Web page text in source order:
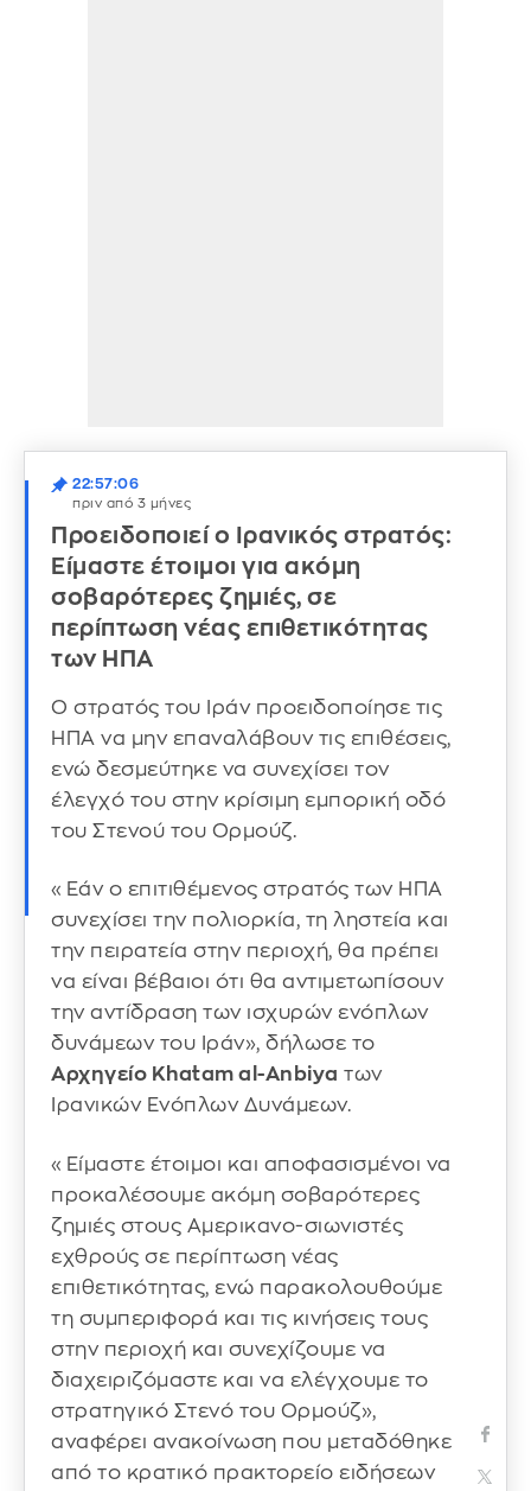
22:57:06
πριν από 3 μήνες
Προειδοποιεί ο Ιρανικός στρατός:
Είμαστε έτοιμοι για ακόμη
σοβαρότερες ζημιές, σε
περίπτωση νέας επιθετικότητας
των ΗΠΑ
Ο στρατός του Ιράν προειδοποίησε τις
ΗΠΑ να μην επαναλάβουν τις επιθέσεις,
ενώ δεσμεύτηκε να συνεχίσει τον
έλεγχό του στην κρίσιμη εμπορική οδό
του Στενού του Ορμούζ.
«Εάν ο επιτιθέμενος στρατός των ΗΠΑ
συνεχίσει την πολιορκία, τη ληστεία και
την πειρατεία στην περιοχή, θα πρέπει
να είναι βέβαιοι ότι θα αντιμετωπίσουν
την αντίδραση των ισχυρών ενόπλων
δυνάμεων του Ιράν», δήλωσε το
Αρχηγείο Khatam al-Anbiya των
Ιρανικών Ενόπλων Δυνάμεων.
«Είμαστε έτοιμοι και αποφασισμένοι να
προκαλέσουμε ακόμη σοβαρότερες
ζημιές στους Αμερικανο-σιωνιστές
εχθρούς σε περίπτωση νέας
επιθετικότητας, ενώ παρακολουθούμε
τη συμπεριφορά και τις κινήσεις τους
στην περιοχή και συνεχίζουμε να
διαχειριζόμαστε και να ελέγχουμε το
στρατηγικό Στενό του Ορμούζ»,
αναφέρει ανακοίνωση που μεταδόθηκε
από το κρατικό πρακτορείο ειδήσεων